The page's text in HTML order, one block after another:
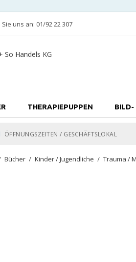
uns an: 01/92 22 307
THERAPIEPUPPEN BILD-
ÖFFNUNGSZEITEN / GESCHÄFTSLOKAL
Bücher Kinder / Jugendliche Trauma /